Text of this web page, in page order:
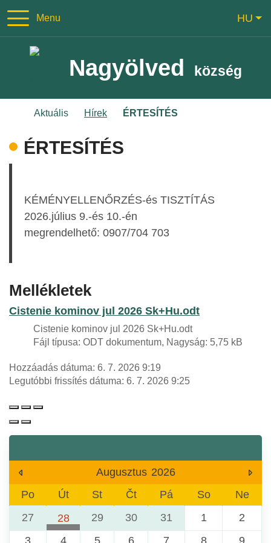
Menu
+421/367738121
HU
Nagyölved község
Kezdőlap
Aktuális Hírek ÉRTESÍTÉS
ÉRTESÍTÉS
KÉMÉNYELLENŐRZÉS-és TISZTÍTÁS
2026.július 9.-és 10.-én
megrendelhető: 0907/704 703
Mellékletek
Cistenie kominov jul 2026 Sk+Hu.odt
Cistenie kominov jul 2026 Sk+Hu.odt
Fájl típusa: ODT dokumentum, Nagyság: 5,75 kB
Hozzáadás dátuma: 6. 7. 2026 9:19
Legutóbbi frissítés dátuma: 6. 7. 2026 9:25
Augusztus 2026
Po
Út St Čt Pá So
Ne
27
28
Komunálny odpad
29 30 31 1
2
3
4 5 6 7 8 9